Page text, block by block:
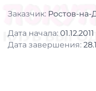
Заказчик: Ростов-на-
Дата начала: 01.12.2011
Дата завершения: